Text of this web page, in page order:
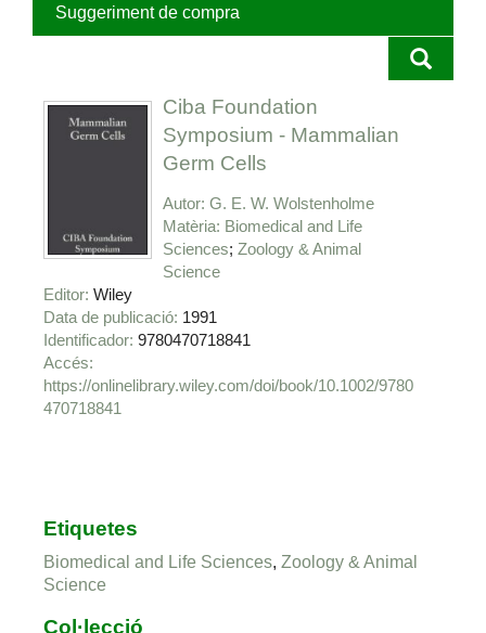
Suggeriment de compra
Ciba Foundation
Symposium - Mammalian
Germ Cells
Autor G. E. W. Wolstenholme
Matèria Biomedical and Life
Sciences Zoology & Animal
Science
Editor Wiley
Data de publicació 1991
Identificador 9780470718841
https://onlinelibrary.wiley.com/doi/book/10.1002/9780
470718841
Etiquetes
Biomedical and Life Sciences,Zoology & Animal
Science
Col·lecció